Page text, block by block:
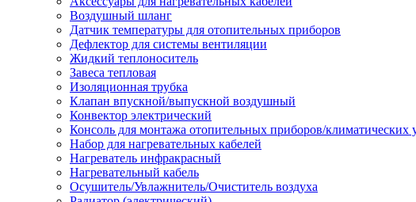
Воздушный шланг
Датчик температуры для отопительных приборов
Дефлектор для системы вентиляции
Жидкий теплоноситель
Завеса тепловая
Изоляционная трубка
Клапан впускной/выпускной воздушный
Конвектор электрический
Консоль для монтажа отопительных приборов/
Набор для нагревательных кабелей
Нагреватель инфракрасный
Нагревательный кабель
Осушитель/Увлажнитель/Очиститель воздуха